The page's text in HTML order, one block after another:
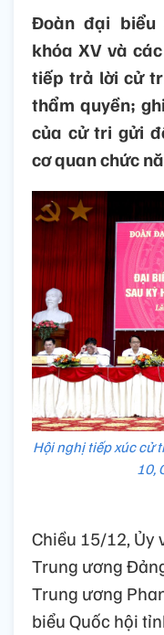
Đoàn đại biểu
khóa XV và
tiếp trả lời cử
thẩm quyền;
của cử tri gửi
cơ quan chức
Hội nghị tiếp xúc cử
10,
Chiều 15/12, Ủy
Trung ương
Trung ương
biểu Quốc hội